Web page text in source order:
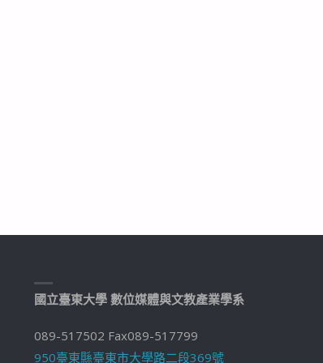
國立臺東大學 數位媒體與文教產業學系
089-517502 Fax089-517799
950臺東縣臺東市大學路二段369號